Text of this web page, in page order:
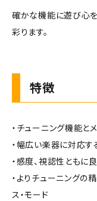
確かな機能に遊び心を
彩ります。
特徴
・チューニング機能
・幅広い楽器に対応
・感度、視認性とも
・よりチューニングの
ス・モード